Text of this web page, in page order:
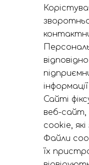
Сайті
веб-сайт,
cookie,
Файли
їх